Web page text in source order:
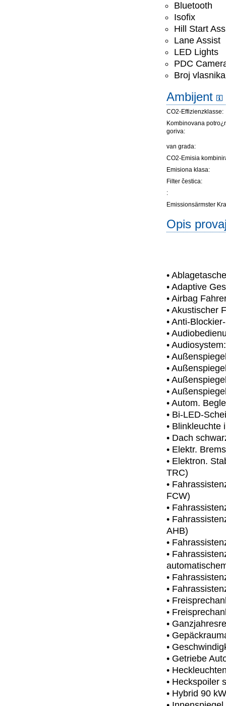
Bluetooth
Isofix
Hill Start
Lane Assist
LED Lights
PDC
Broj
Ambijent
CO2-Effizienzklasse:
Kombinovana
goriva:
van grada:
CO2-Emisia
Emisiona klasa:
Filter čestica:
:
Emissionsärmster
Opis
•
• Adaptive
• Airbag
• Akustischer
• Anti-
•
•
•
•
•
•
• Autom.
• Bi-LED-
• Blinkleuchte
• Dach
• Elektr.
• Elektron.
TRC)
•
FCW)
•
•
AHB)
•
•
•
•
•
•
•
•
•
• Getriebe
•
• Heckspoiler
• Hybrid 90